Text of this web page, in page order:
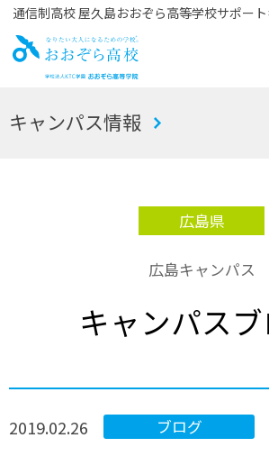
通信制高校 屋久島おおぞら高等学校サポー
お
キャンパス情報
広島県
広島キャンパス
キャンパス
ブログ
2019.02.26